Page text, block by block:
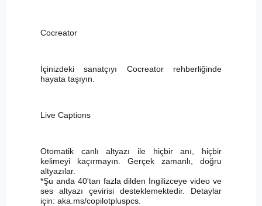
Cocreator
İçinizdeki sanatçıyı Cocreator rehberliğinde
hayata taşıyın.
Live Captions
Otomatik canlı altyazı ile hiçbir anı, hiçbir
kelimeyi kaçırmayın. Gerçek zamanlı, doğru
altyazılar.
*Şu anda 40'tan fazla dilden İngilizceye video ve
ses altyazı çevirisi desteklemektedir. Detaylar
için: aka.ms/copilotpluspcs.